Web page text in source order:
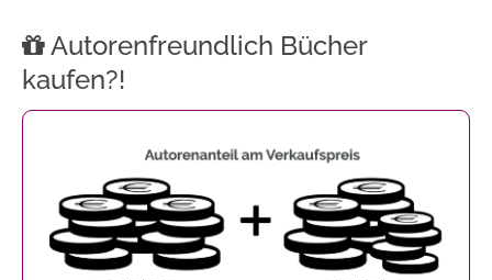
Autorenfreundlich Bücher
kaufen?!